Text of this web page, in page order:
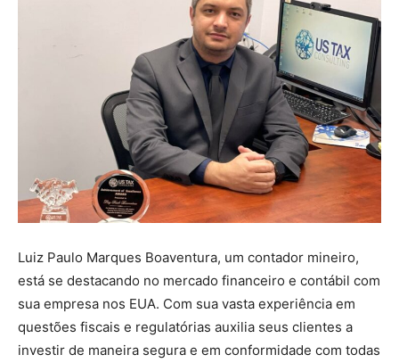
Luiz Paulo Marques Boaventura, um contador mineiro,
está se destacando no mercado financeiro e contábil com
sua empresa nos EUA. Com sua vasta experiência em
questões fiscais e regulatórias auxilia seus clientes a
investir de maneira segura e em conformidade com todas